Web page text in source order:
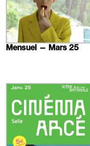
Mensuel — Mars 25
En
plus